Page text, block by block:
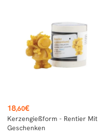
Preis
18,60€
Kerzengießform - Rentier Mit
Geschenken